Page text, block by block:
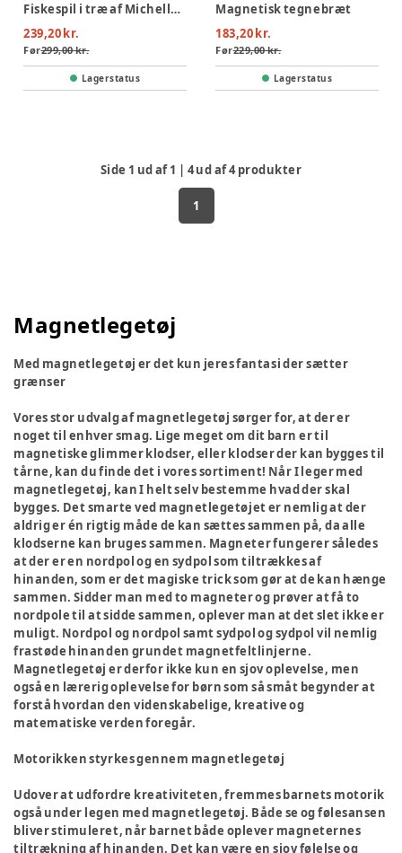
Fiskespil i træ af Michelle Carlslund
239,20 kr.
Før299,00 kr.
Lagerstatus
Magnetisk tegnebræt
183,20 kr.
Før229,00 kr.
Lagerstatus
Side 1 ud af1 | 4ud af4produkter
1
Magnetlegetøj
Med magnetlegetøj er det kun jeres fantasi der sætter
grænser
Vores stor udvalg af magnetlegetøj sørger for, at der er
noget til enhver smag. Lige meget om dit barn er til
magnetiske glimmer klodser, eller klodser der kan bygges til
tårne, kan du finde det i vores sortiment! Når I leger med
magnetlegetøj, kan I helt selv bestemme hvad der skal
bygges. Det smarte ved magnetlegetøjet er nemlig at der
aldrig er én rigtig måde de kan sættes sammen på, da alle
klodserne kan bruges sammen. Magneter fungerer således
at der er en nordpol og en sydpol som tiltrækkes af
hinanden, som er det magiske trick som gør at de kan hænge
sammen. Sidder man med to magneter og prøver at få to
nordpole til at sidde sammen, oplever man at det slet ikke er
muligt. Nordpol og nordpol samt sydpol og sydpol vil nemlig
frastøde hinanden grundet magnetfeltlinjerne.
Magnetlegetøj er derfor ikke kun en sjov oplevelse, men
også en lærerig oplevelse for børn som så småt begynder at
forstå hvordan den videnskabelige, kreative og
matematiske verden foregår.
Motorikken styrkes gennem magnetlegetøj
Udover at udfordre kreativiteten, fremmes barnets motorik
også under legen med magnetlegetøj. Både se og følesansen
bliver stimuleret, når barnet både oplever magneternes
tiltrækning af hinanden. Det kan være en sjov følelse og